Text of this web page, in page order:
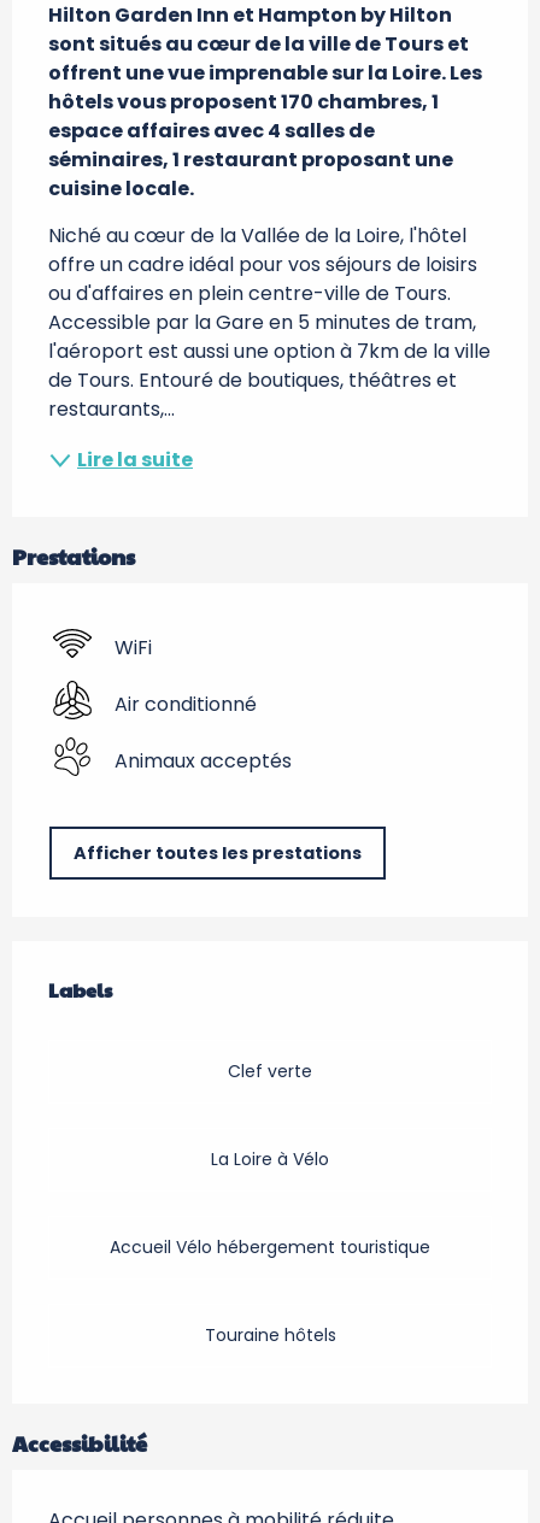
Hilton Garden Inn et Hampton by Hilton
sont situés au cœur de la ville de Tours et
offrent une vue imprenable sur la Loire. Les
hôtels vous proposent 170 chambres, 1
espace affaires avec 4 salles de
séminaires, 1 restaurant proposant une
cuisine locale.
Niché au cœur de la Vallée de la Loire, l'hôtel
offre un cadre idéal pour vos séjours de loisirs
ou d'affaires en plein centre-ville de Tours.
Accessible par la Gare en 5 minutes de tram,
l'aéroport est aussi une option à 7km de la ville
de Tours. Entouré de boutiques, théâtres et
restaurants,...
Lire la suite
Prestations
WiFi
Air conditionné
Animaux acceptés
Afficher toutes les prestations
Labels
Labels
Clef verte
La Loire à Vélo
Accueil Vélo hébergement touristique
Touraine hôtels
Accessibilité